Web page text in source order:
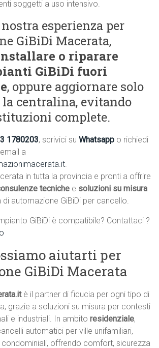
soggetti a uso intensivo.
esperienza per
GiBiDi Macerata,
o riparare
GiBiDi fuori
, oppure aggiornare solo
centralina, evitando
complete.
1780203, scrivici suWhatsapp o richiedi
a
.
in tutta la provincia e pronti a offrire
tecniche e soluzioni su misura
di automazione GiBiDi per cancello.
GiBiDi è compatibile? Contattaci ?
aiutarti per
GiBiDi Macerata
è il partner di fiducia per ogni tipo di
grazie a soluzioni su misura per contesti
e industriali. In ambitoresidenziale,
automatici per ville unifamiliari,
condominiali, offrendo comfort, sicurezza